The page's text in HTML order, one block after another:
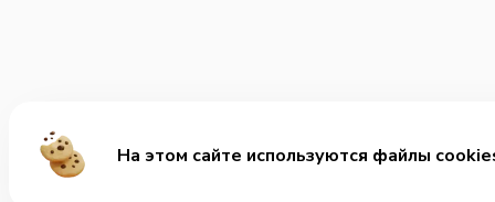
На этом сайте используются файлы